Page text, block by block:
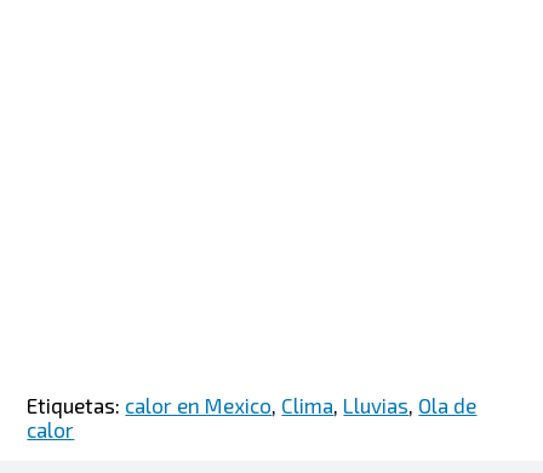
Etiquetas: calor en Mexico, Clima, Lluvias, Ola de
calor